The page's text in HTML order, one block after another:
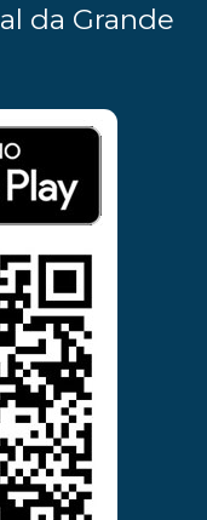
da Grande